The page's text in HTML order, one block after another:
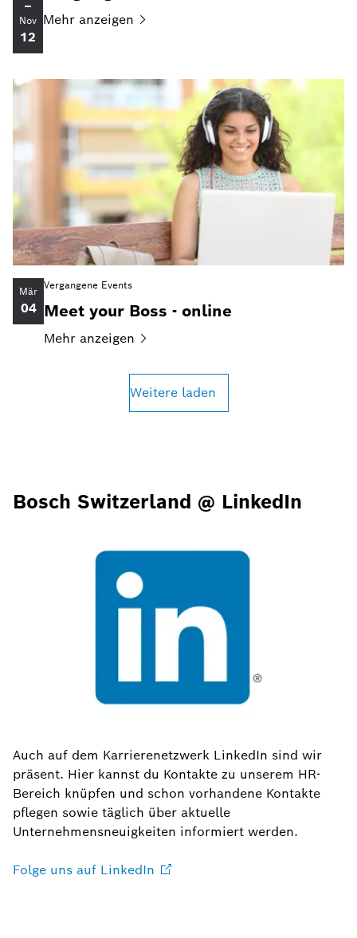
–
Nov
12
Mehr anzeigen
Mär
04
Vergangene Events
Meet your Boss - online
Mehr anzeigen
Weitere laden
Bosch Switzerland @ LinkedIn
Auch auf dem Karrierenetzwerk LinkedIn sind wir
präsent. Hier kannst du Kontakte zu unserem HR-
Bereich knüpfen und schon vorhandene Kontakte
pflegen sowie täglich über aktuelle
Unternehmensneuigkeiten informiert werden.
Folge uns auf LinkedIn